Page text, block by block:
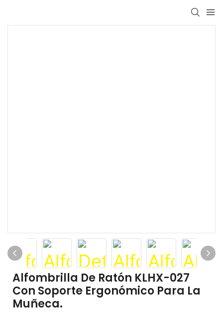
Alfombrilla De Ratón KLHX-027
Con Soporte Ergonómico Para La
Muñeca.